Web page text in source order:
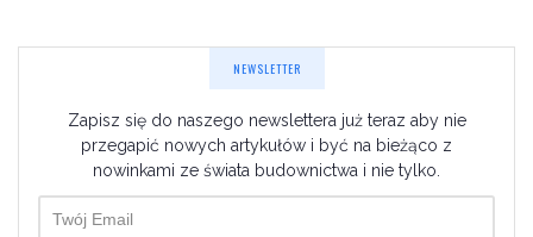
NEWSLETTER
Zapisz się do naszego newslettera już teraz aby nie
przegapić nowych artykułów i być na bieżąco z
nowinkami ze świata budownictwa i nie tylko.